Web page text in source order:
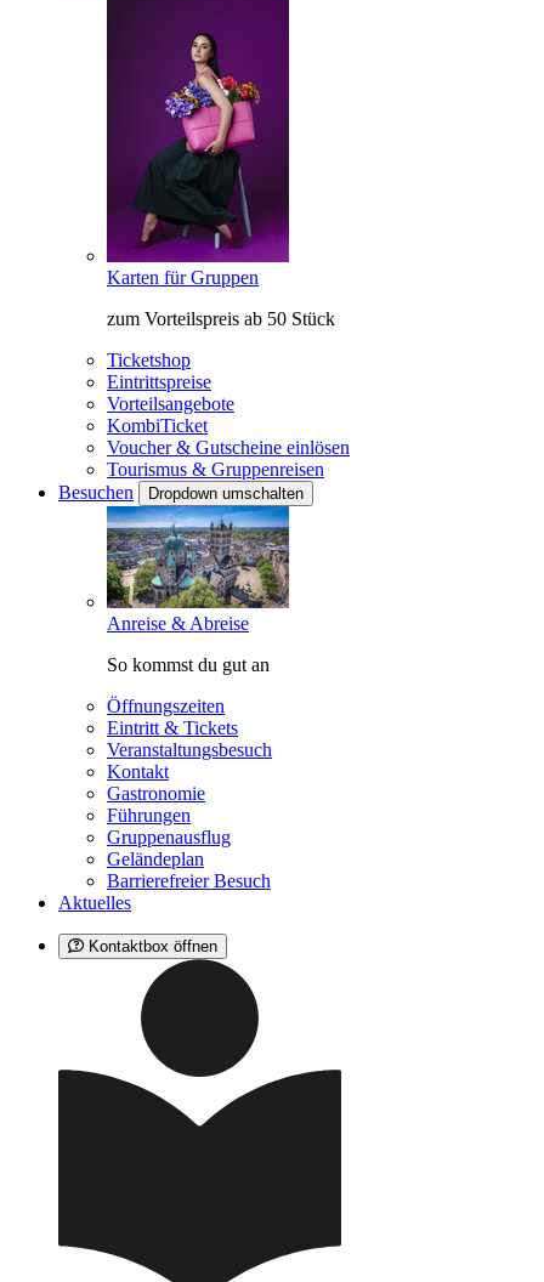
Karten für Gruppen
zum Vorteilspreis ab 50 Stück
Ticketshop
Eintrittspreise
Vorteilsangebote
KombiTicket
Voucher & Gutscheine einlösen
Tourismus & Gruppenreisen
Besuchen
Dropdown umschalten
Anreise & Abreise
So kommst du gut an
Öffnungszeiten
Eintritt & Tickets
Veranstaltungsbesuch
Kontakt
Gastronomie
Führungen
Gruppenausflug
Geländeplan
Barrierefreier Besuch
Aktuelles
Kontaktbox öffnen